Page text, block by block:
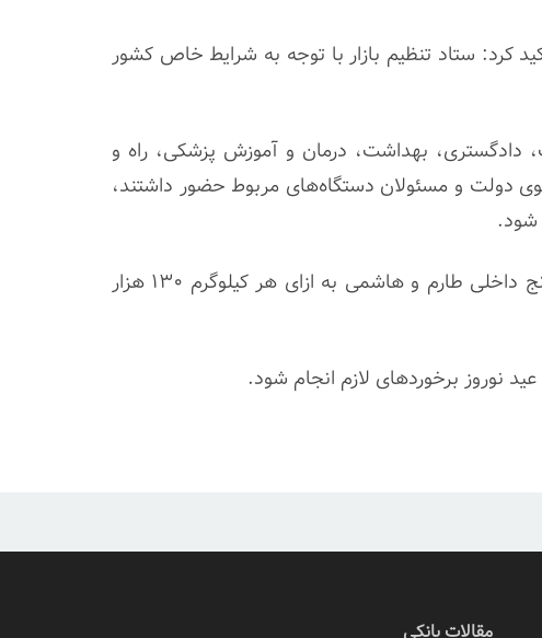
کرد: ستاد تنظیم بازار با توجه به شرایط خاص کشور
دادگستری، بهداشت، درمان و آموزش پزشکی، راه و
دولت و مسئولان دستگاه‌های مربوط حضور داشتند،
شود.
همچنین در این جلسه که به ریاست معاون اول رئیس جمهور برگزار شد، حداکثر قیمت مصرف کننده برنج داخلی طارم و هاشمی به ازای هر کیلوگرم ۱۳۰ هزار
نوروز برخوردهای لازم انجام شود.
مقالات بانکی